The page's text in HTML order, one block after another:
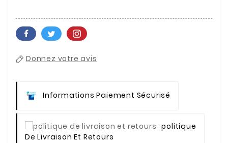
Donnez votre avis
Informations Paiement Sécurisé
Politique
De Livraison Et Retours